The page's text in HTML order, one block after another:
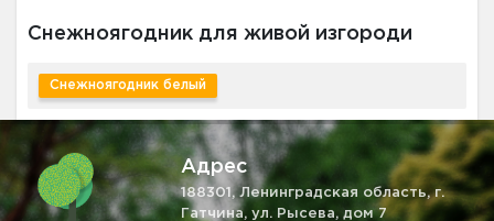
Снежноягодник для живой изгороди
Снежноягодник белый
Адрес
188301, Ленинградская область, г.
Гатчина, ул. Рысева, дом 7